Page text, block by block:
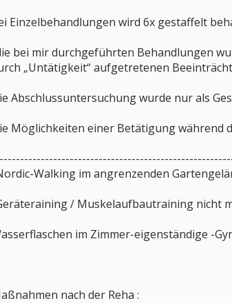
Einzelbehandlungen wird 6x gestaffelt
bei mir durchgeführten Behandlungen
„Untätigkeit“ aufgetretenen
Abschlussuntersuchung wurde nur als
Möglichkeiten einer Betätigung während
Walking im angrenzenden
/ Muskelaufbautraining nicht
im Zimmer-eigenständige -
nach der Reha :